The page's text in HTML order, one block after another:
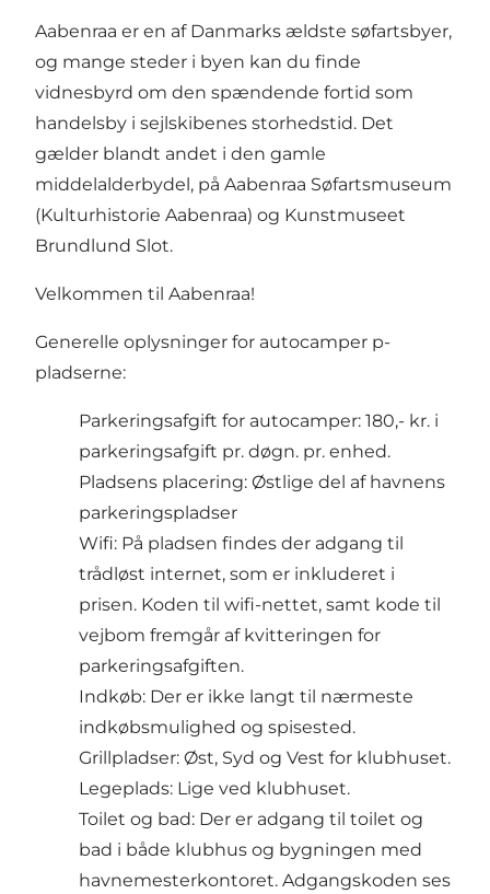
Aabenraa er en af Danmarks ældste søfartsbyer,
og mange steder i byen kan du finde
vidnesbyrd om den spændende fortid som
handelsby i sejlskibenes storhedstid. Det
gælder blandt andet i den gamle
middelalderbydel, på Aabenraa Søfartsmuseum
(Kulturhistorie Aabenraa) og Kunstmuseet
Brundlund Slot.
Velkommen til Aabenraa!
Generelle oplysninger for autocamper p-
pladserne:
Parkeringsafgift for autocamper: 180,- kr. i
parkeringsafgift pr. døgn. pr. enhed.
Pladsens placering: Østlige del af havnens
parkeringspladser
Wifi: På pladsen findes der adgang til
trådløst internet, som er inkluderet i
prisen. Koden til wifi-nettet, samt kode til
vejbom fremgår af kvitteringen for
parkeringsafgiften.
Indkøb: Der er ikke langt til nærmeste
indkøbsmulighed og spisested.
Grillpladser: Øst, Syd og Vest for klubhuset.
Legeplads: Lige ved klubhuset.
Toilet og bad: Der er adgang til toilet og
bad i både klubhus og bygningen med
havnemesterkontoret. Adgangskoden ses